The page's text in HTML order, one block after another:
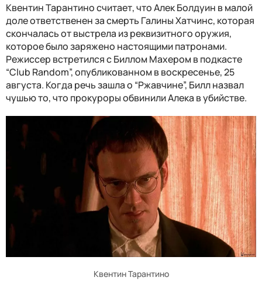
Квентин Тарантино считает, что Алек Болдуин в малой
доле ответственен за смерть Галины Хатчинс, которая
скончалась от выстрела из реквизитного оружия,
которое было заряжено настоящими патронами.
Режиссер встретился с Биллом Махером в подкасте
“Club Random”, опубликованном в воскресенье, 25
августа. Когда речь зашла о “Ржавчине”, Билл назвал
чушью то, что прокуроры обвинили Алека в убийстве.
Квентин Тарантино